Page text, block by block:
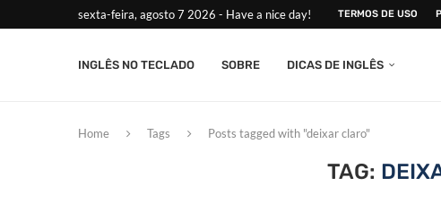
sexta-feira, agosto 7 2026 - Have a nice day! TERMOS DE USO
INGLÊS NO TECLADO SOBRE DICAS DE INGLÊS
Home Tags Posts tagged with "deixar claro"
TAG: